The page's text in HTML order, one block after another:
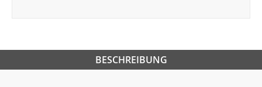
BESCHREIBUNG